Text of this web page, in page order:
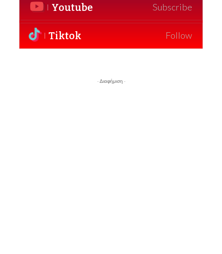
Youtube Subscribe
Tiktok Follow
- Διαφήμιση -